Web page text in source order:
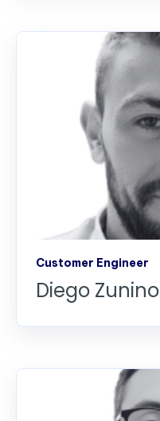
Customer Engineer
Diego Zunino